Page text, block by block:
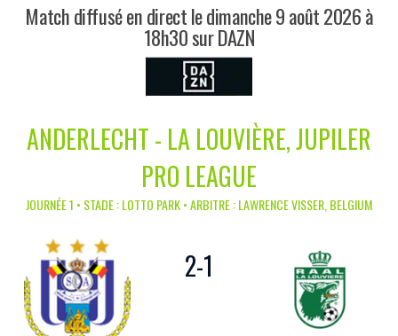
Match diffusé en direct le dimanche 9 août 2026 à
18h30 sur DAZN
ANDERLECHT - LA LOUVIÈRE, JUPILER
PRO LEAGUE
JOURNÉE 1 • STADE : LOTTO PARK • ARBITRE : LAWRENCE VISSER, BELGIUM
2-1